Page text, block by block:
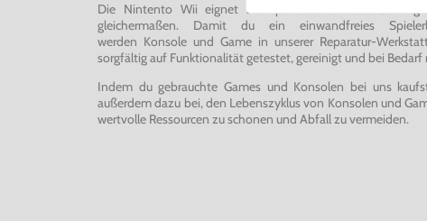
Die Nintento Wii eignet sich perfekt für Retro-Gaming-
gleichermaßen. Damit du ein einwandfreies
werden Konsole und Game in unserer Reparatur-
sorgfältig auf Funktionalität getestet, gereinigt und bei Bedarf
Indem du gebrauchte Games und Konsolen bei uns
außerdem dazu bei, den Lebenszyklus von Konsolen und
wertvolle Ressourcen zu schonen und Abfall zu vermeiden.